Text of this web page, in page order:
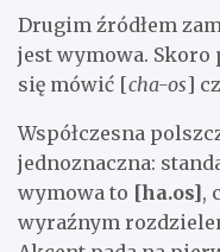
Drugim źródłem
jest wymowa. Skoro
się mówić [cha-os]
Współczesna
jednoznaczna:
wymowa to [ha.os],
wyraźnym